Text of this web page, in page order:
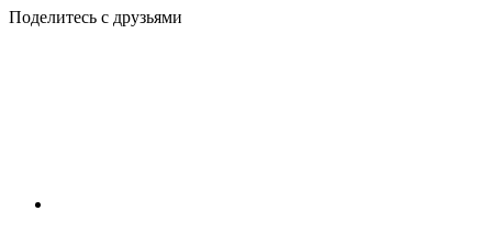
Поделитесь с друзьями